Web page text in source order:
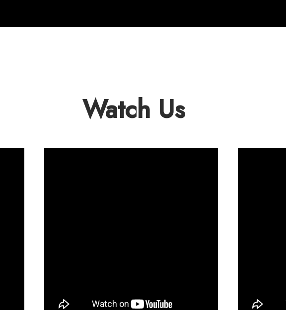
Watch Us